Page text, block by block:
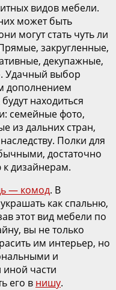
видов мебели.
может быть
могут стать чуть ли
закругленные,
декупажные,
Удачный выбор
дополнением
находиться
семейные фото,
из дальних стран,
Полки для
достаточно
дизайнерам.
— комод. В
как спальню,
этот вид мебели по
вы не только
им интерьер, но
и
части
его в нишу.